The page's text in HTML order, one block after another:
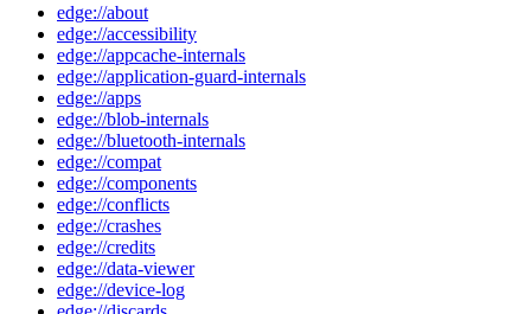
edge://about
edge://accessibility
edge://appcache-internals
edge://application-guard-internals
edge://apps
edge://blob-internals
edge://bluetooth-internals
edge://compat
edge://components
edge://conflicts
edge://crashes
edge://credits
edge://data-viewer
edge://device-log